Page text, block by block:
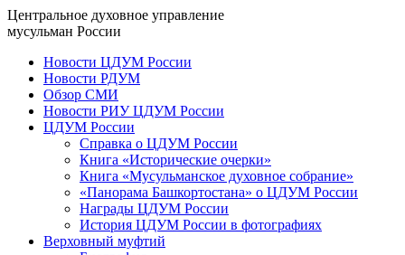
Центральное духовное управление
мусульман России
Новости ЦДУМ России
Новости РДУМ
Обзор СМИ
Новости РИУ ЦДУМ России
ЦДУМ России
Справка о ЦДУМ России
Книга «Исторические очерки»
Книга «Мусульманское духовное собрание»
«Панорама Башкортостана» о ЦДУМ России
Награды ЦДУМ России
История ЦДУМ России в фотографиях
Верховный муфтий